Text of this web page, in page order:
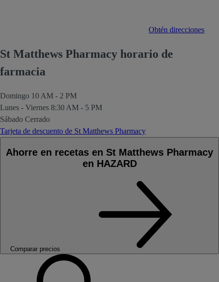
Obtén direcciones
St Matthews Pharmacy horario de
farmacia
Domingo 10 AM - 2 PM
Lunes - Viernes 8:30 AM - 5 PM
Sábado Cerrado
Tarjeta de descuento de St Matthews Pharmacy
Ahorre en recetas en St Matthews Pharmacy
en HAZARD
Comparar precios